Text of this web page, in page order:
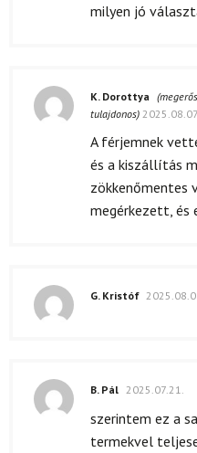
milyen jó
K. Dorottya
tulajdonos) 2025.08.07.
A férjemnek
és a kiszállítás
zökkenőmentes
megérkezett, és
G. Kristóf
B. Pál 2025.07.21.
szerintem ez a
termekvel